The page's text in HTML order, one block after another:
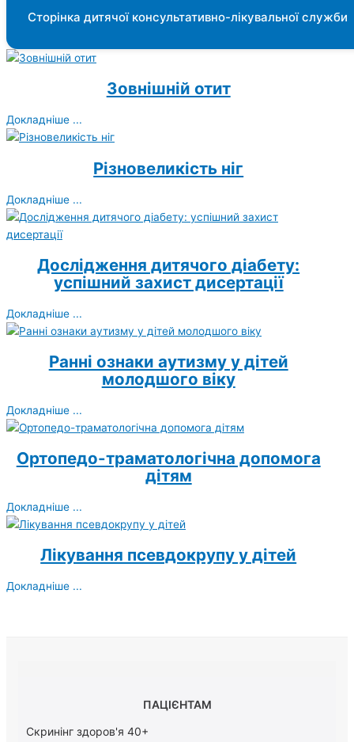
Сторінка дитячої консультативно-лікувальної служби
Зовнішній отит
Докладніше ...
Різновеликість ніг
Докладніше ...
Дослідження дитячого діабету:
успішний захист дисертації
Докладніше ...
Ранні ознаки аутизму у дітей
молодшого віку
Докладніше ...
Ортопедо-траматологічна допомога
дітям
Докладніше ...
Лікування псевдокрупу у дітей
Докладніше ...
ПАЦІЄНТАМ
Скринінг здоров'я 40+